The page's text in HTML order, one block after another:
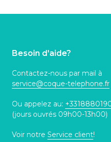
Besoin d'aide?
Contactez-nous par mail à
service@coque-telephone.fr
Ou appelez au:
(jours ouvrés 09h00-13h00)
Voir notre Service client!